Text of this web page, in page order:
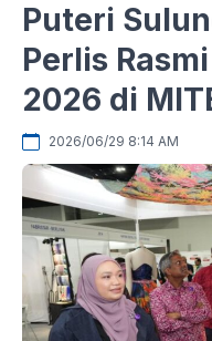
Puteri
Perlis
2026 di
2026/06/29 8:14 AM